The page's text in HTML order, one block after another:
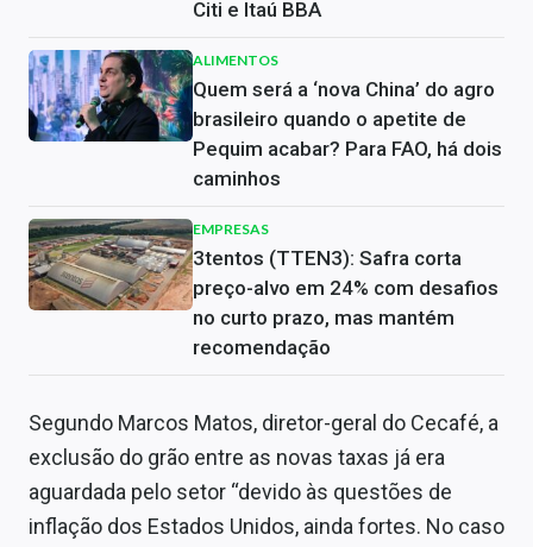
Citi e Itaú BBA
ALIMENTOS
Quem será a ‘nova China’ do agro
brasileiro quando o apetite de
Pequim acabar? Para FAO, há dois
caminhos
EMPRESAS
3tentos (TTEN3): Safra corta
preço-alvo em 24% com desafios
no curto prazo, mas mantém
recomendação
Segundo Marcos Matos, diretor-geral do Cecafé, a
exclusão do grão entre as novas taxas já era
aguardada pelo setor “devido às questões de
inflação dos Estados Unidos, ainda fortes. No caso